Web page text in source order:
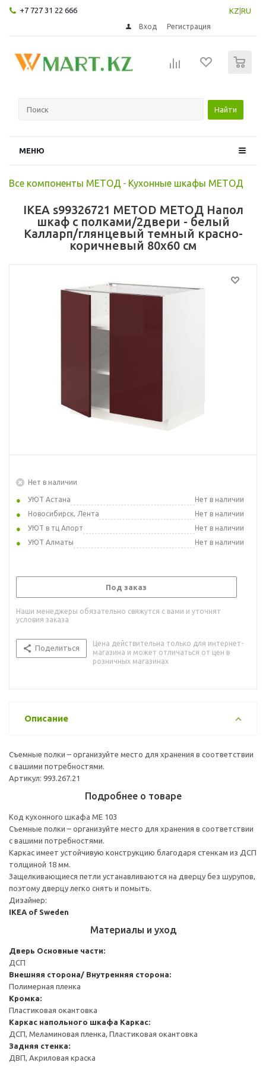
+7 727 31 22 666 KZ RU
Вход Регистрация
Найти
МЕНЮ
Все компоненты МЕТОД - Кухонные шкафы МЕТОД
IKEA s99326721 METOD МЕТОД Напол
шкаф с полками/2двери - белый
Калларп/глянцевый темный красно-
коричневый 80x60 см
Нет в наличии
УЮТ Астана
Нет в наличии
Новосибирск, Лента
Нет в наличии
УЮТ в тц Апорт
Нет в наличии
УЮТ Алматы
Нет в наличии
Под заказ
Наши менеджеры обязательно свяжутся с вами и уточнят
условия заказа
Поделиться
Цена действительна только для интернет-
магазина и может отличаться от цен в
розничных магазинах
Описание
Съемные полки – организуйте место для хранения в соответствии
с вашими потребностями.
Артикул: 993.267.21
Подробнее о товаре
Код кухонного шкафа ME 103
Съемные полки – организуйте место для хранения в соответствии
с вашими потребностями.
Каркас имеет устойчивую конструкцию благодаря стенкам из ДСП
толщиной 18 мм.
Защелкивающиеся петли устанавливаются на дверцу без шурупов,
поэтому дверцу легко снять и помыть.
Дизайнер:
IKEA of Sweden
Материалы и уход
Дверь Основные части:
ДСП
Внешняя сторона/ Внутренняя сторона:
Полимерная пленка
Кромка:
Пластиковая окантовка
Каркас напольного шкафа Каркас:
ДСП, Меламиновая пленка, Пластиковая окантовка
Задняя стенка:
ДВП, Акриловая краска